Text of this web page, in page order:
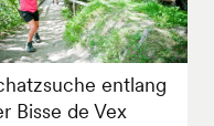
entlang
Bisse de Vex